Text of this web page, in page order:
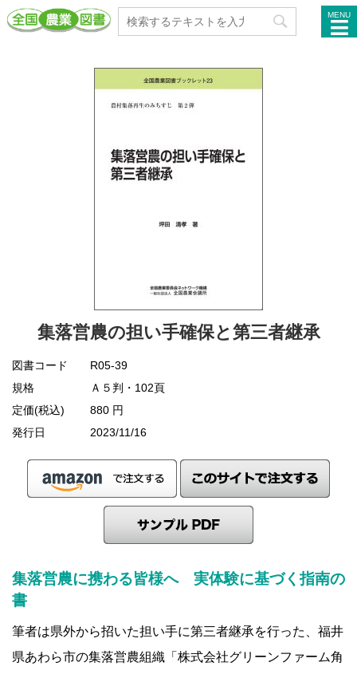
MENU
集落営農の担い手確保と第三者継承
図書コード
R05-39
規格
Ａ５判・102頁
定価(税込)
880 円
発行日
2023/11/16
集落営農に携わる皆様へ 実体験に基づく指南の
書
筆者は県外から招いた担い手に第三者継承を行った、福井
県あわら市の集落営農組織「株式会社グリーンファーム角